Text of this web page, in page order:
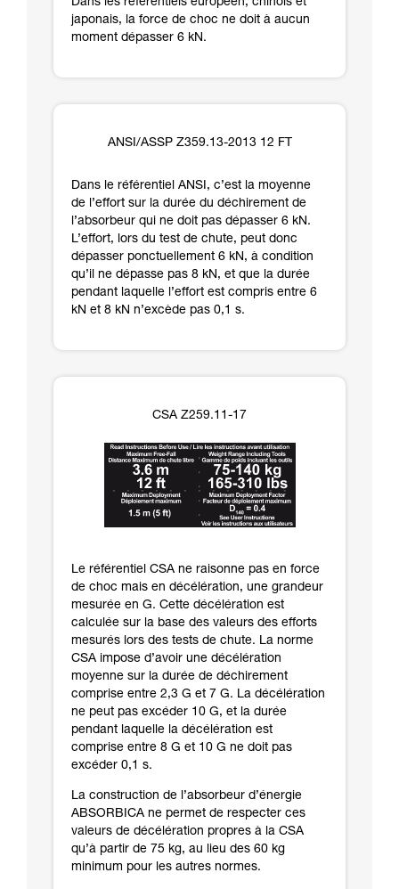
japonais, la force de choc ne doit à aucun
moment dépasser 6 kN.
ANSI/ASSP Z359.13-2013 12 FT
Dans le référentiel ANSI, c’est la moyenne
de l’effort sur la durée du déchirement de
l’absorbeur qui ne doit pas dépasser 6 kN.
L’effort, lors du test de chute, peut donc
dépasser ponctuellement 6 kN, à condition
qu’il ne dépasse pas 8 kN, et que la durée
pendant laquelle l’effort est compris entre 6
kN et 8 kN n’excède pas 0,1 s.
CSA Z259.11-17
Le référentiel CSA ne raisonne pas en force
de choc mais en décélération, une grandeur
mesurée en G. Cette décélération est
calculée sur la base des valeurs des efforts
mesurés lors des tests de chute. La norme
CSA impose d’avoir une décélération
moyenne sur la durée de déchirement
comprise entre 2,3 G et 7 G. La décélération
ne peut pas excéder 10 G, et la durée
pendant laquelle la décélération est
comprise entre 8 G et 10 G ne doit pas
excéder 0,1 s.
La construction de l’absorbeur d’énergie
ABSORBICA ne permet de respecter ces
valeurs de décélération propres à la CSA
qu’à partir de 75 kg, au lieu des 60 kg
minimum pour les autres normes.